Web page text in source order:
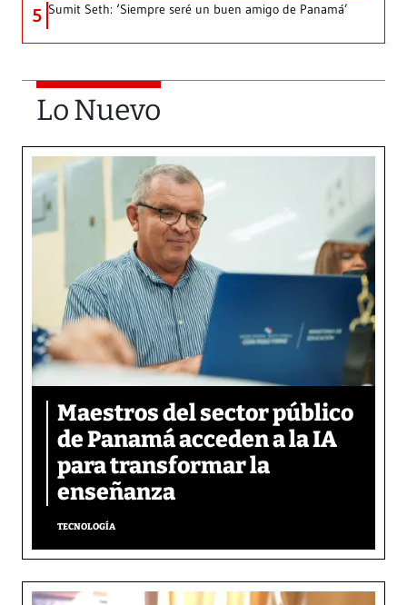
5 Sumit Seth: ‘Siempre seré un buen amigo de Panamá’
Lo Nuevo
Maestros del sector público
de Panamá acceden a la IA
para transformar la
enseñanza
TECNOLOGÍA